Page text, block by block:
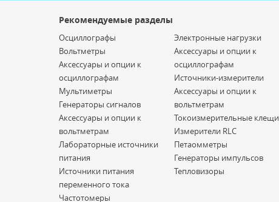
Рекомендуемые разделы
Осциллографы
Вольтметры
Аксессуары и опции к
осциллографам
Мультиметры
Генераторы сигналов
Аксессуары и опции к
вольтметрам
Лабораторные источники
питания
Источники питания
переменного тока
Частотомеры
Электронные нагрузки
Аксессуары и опции к
осциллографам
Источники-измерители
Аксессуары и опции к
вольтметрам
Токоизмерительные клещи
Измерители RLC
Петаомметры
Генераторы импульсов
Тепловизоры